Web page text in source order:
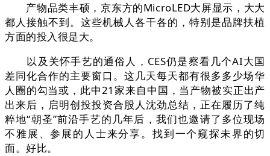
产物品类丰硕，京东方的MicroLED大屏显示，大大
都人接触不到。这些机械人各干各的，特别是品牌扶植
方面的投入很是大。
以及关怀手艺的通俗人，CES仍是察看几个AI大国
差同化合作的主要窗口。这几天每天都有很多多少场华
人圈的勾当或，此中21家来自中国，当产物被实正出产
出来后，启明创投投资合股人沈劲总结，正在履历了纯
粹地“朝圣”前沿手艺的几年后，我们也邀请了多位现场
不雅展、参展的人士来分享。找到一个窥探未界的切
面。好比。